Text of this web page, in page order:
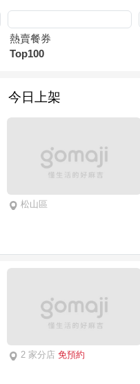
熱賣餐券
Top100
今日上架
松山區
2 家分店 免預約